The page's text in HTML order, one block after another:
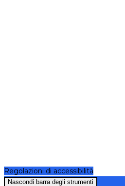
Regolazioni di accessibilità
Nascondi barra degli strumenti